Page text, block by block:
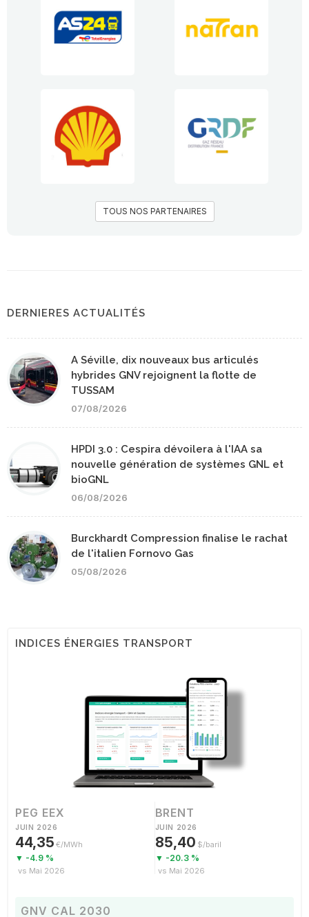
TOUS NOS PARTENAIRES
DERNIERES ACTUALITÉS
A Séville, dix nouveaux bus articulés
hybrides GNV rejoignent la flotte de
TUSSAM
07/08/2026
HPDI 3.0 : Cespira dévoilera à l'IAA sa
nouvelle génération de systèmes GNL et
bioGNL
06/08/2026
Burckhardt Compression finalise le rachat
de l'italien Fornovo Gas
05/08/2026
INDICES ÉNERGIES TRANSPORT
PEG EEX
JUIN 2026
44,35 €/MWh
▼ -4.9 %
vs Mai 2026
BRENT
JUIN 2026
85,40 $/baril
▼ -20.3 %
vs Mai 2026
GNV CAL 2030